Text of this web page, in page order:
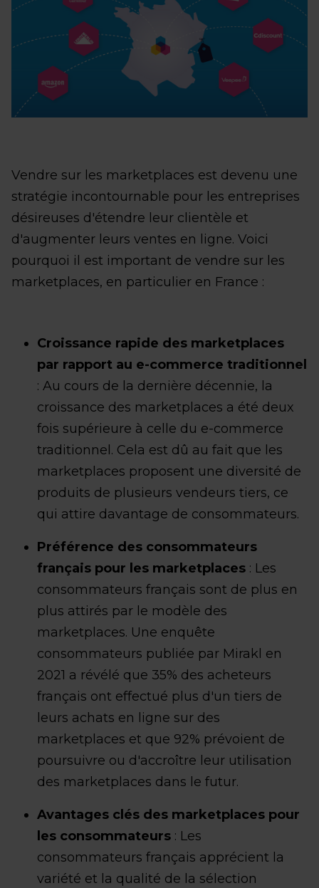
Vendre sur les marketplaces est devenu une
stratégie incontournable pour les entreprises
désireuses d'étendre leur clientèle et
d'augmenter leurs ventes en ligne. Voici
pourquoi il est important de vendre sur les
marketplaces, en particulier en France :
Croissance rapide des marketplaces
par rapport au e-commerce traditionnel
: Au cours de la dernière décennie, la
croissance des marketplaces a été deux
fois supérieure à celle du e-commerce
traditionnel. Cela est dû au fait que les
marketplaces proposent une diversité de
produits de plusieurs vendeurs tiers, ce
qui attire davantage de consommateurs.
Préférence des consommateurs
français pour les marketplaces : Les
consommateurs français sont de plus en
plus attirés par le modèle des
marketplaces. Une enquête
consommateurs publiée par Mirakl en
2021 a révélé que 35% des acheteurs
français ont effectué plus d'un tiers de
leurs achats en ligne sur des
marketplaces et que 92% prévoient de
poursuivre ou d'accroître leur utilisation
des marketplaces dans le futur.
Avantages clés des marketplaces pour
les consommateurs : Les
consommateurs français apprécient la
variété et la qualité de la sélection